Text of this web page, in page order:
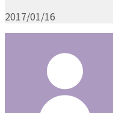
2017/01/16